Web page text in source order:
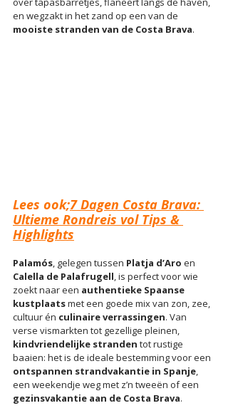
en wegzakt in het zand op een van de
mooiste stranden van de Costa Brava.
Lees ook;7 Dagen Costa Brava:
Ultieme Rondreis vol Tips &
Highlights
Palamós, gelegen tussen Platja d’Aro en
Calella de Palafrugell, is perfect voor wie
zoekt naar een authentieke Spaanse
kustplaats met een goede mix van zon, zee,
cultuur én culinaire verrassingen. Van
verse vismarkten tot gezellige pleinen,
kindvriendelijke stranden tot rustige
baaien: het is de ideale bestemming voor een
ontspannen strandvakantie in Spanje,
een weekendje weg met z’n tweeën of een
gezinsvakantie aan de Costa Brava.